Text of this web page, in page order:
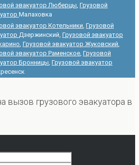
эвакуатор Люберцы, Грузовой
Малаховка
эвакуатор Котельники, Грузовой
Дзержинский, Грузовой эвакуатор
, Грузовой эвакуатор Жуковский,
эвакуатор Раменское, Грузовой
Бронницы, Грузовой эвакуатор
вызов грузового эвакуатора в